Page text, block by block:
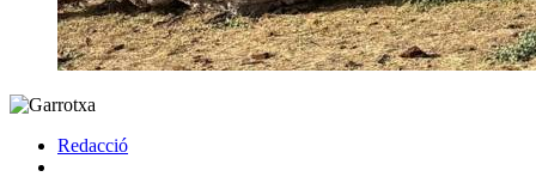
Redacció